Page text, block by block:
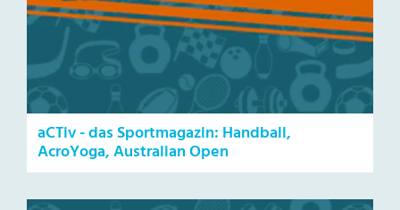
aCTiv - das Sportmagazin: Handball,
AcroYoga, Australian Open